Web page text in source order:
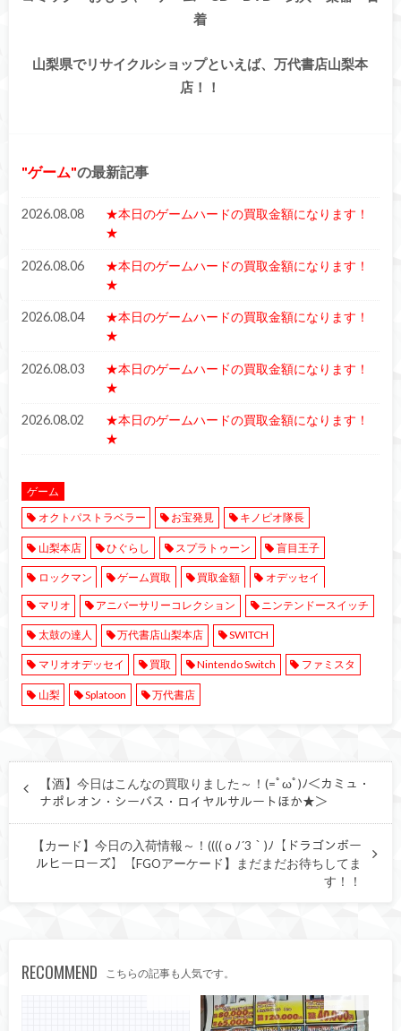
着
山梨県でリサイクルショップといえば、万代書店山梨本
店！！
ゲーム の最新記事
2026.08.08
★本日のゲームハードの買取金額になります！
★
2026.08.06
★本日のゲームハードの買取金額になります！
★
2026.08.04
★本日のゲームハードの買取金額になります！
★
2026.08.03
★本日のゲームハードの買取金額になります！
★
2026.08.02
★本日のゲームハードの買取金額になります！
★
ゲーム
オクトパストラベラー
お宝発見 キノピオ隊長
山梨本店 ひぐらし スプラトゥーン 盲目王子
ロックマン ゲーム買取 買取金額 オデッセイ
マリオ アニバーサリーコレクション ニンテンドースイッチ
太鼓の達人 万代書店山梨本店 SWITCH
マリオオデッセイ 買取 Nintendo Switch ファミスタ
山梨 Splatoon 万代書店
【酒】今日はこんなの買取りました～！(=ﾟωﾟ)ﾉ＜カミュ・
ナポレオン・シーバス・ロイヤルサルートほか★＞
【カード】今日の入荷情報～！((((ｏﾉ´3｀)ﾉ【ドラゴンボー
ルヒーローズ】【FGOアーケード】まだまだお待ちしてま
す！！
RECOMMEND こちらの記事も人気です。